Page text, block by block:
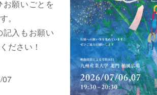
願いごとを
。
記入もお願い
ださい！
07